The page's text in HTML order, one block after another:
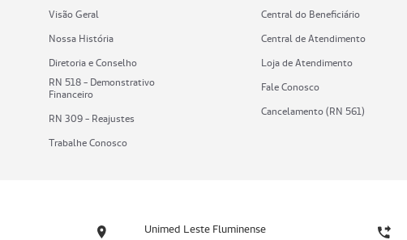
Visão Geral
Nossa História
Diretoria e Conselho
RN 518 - Demonstrativo
Financeiro
RN 309 - Reajustes
Trabalhe Conosco
Central do Beneficiário
Central de Atendimento
Loja de Atendimento
Fale Conosco
Cancelamento (RN 561)
Unimed Leste Fluminense